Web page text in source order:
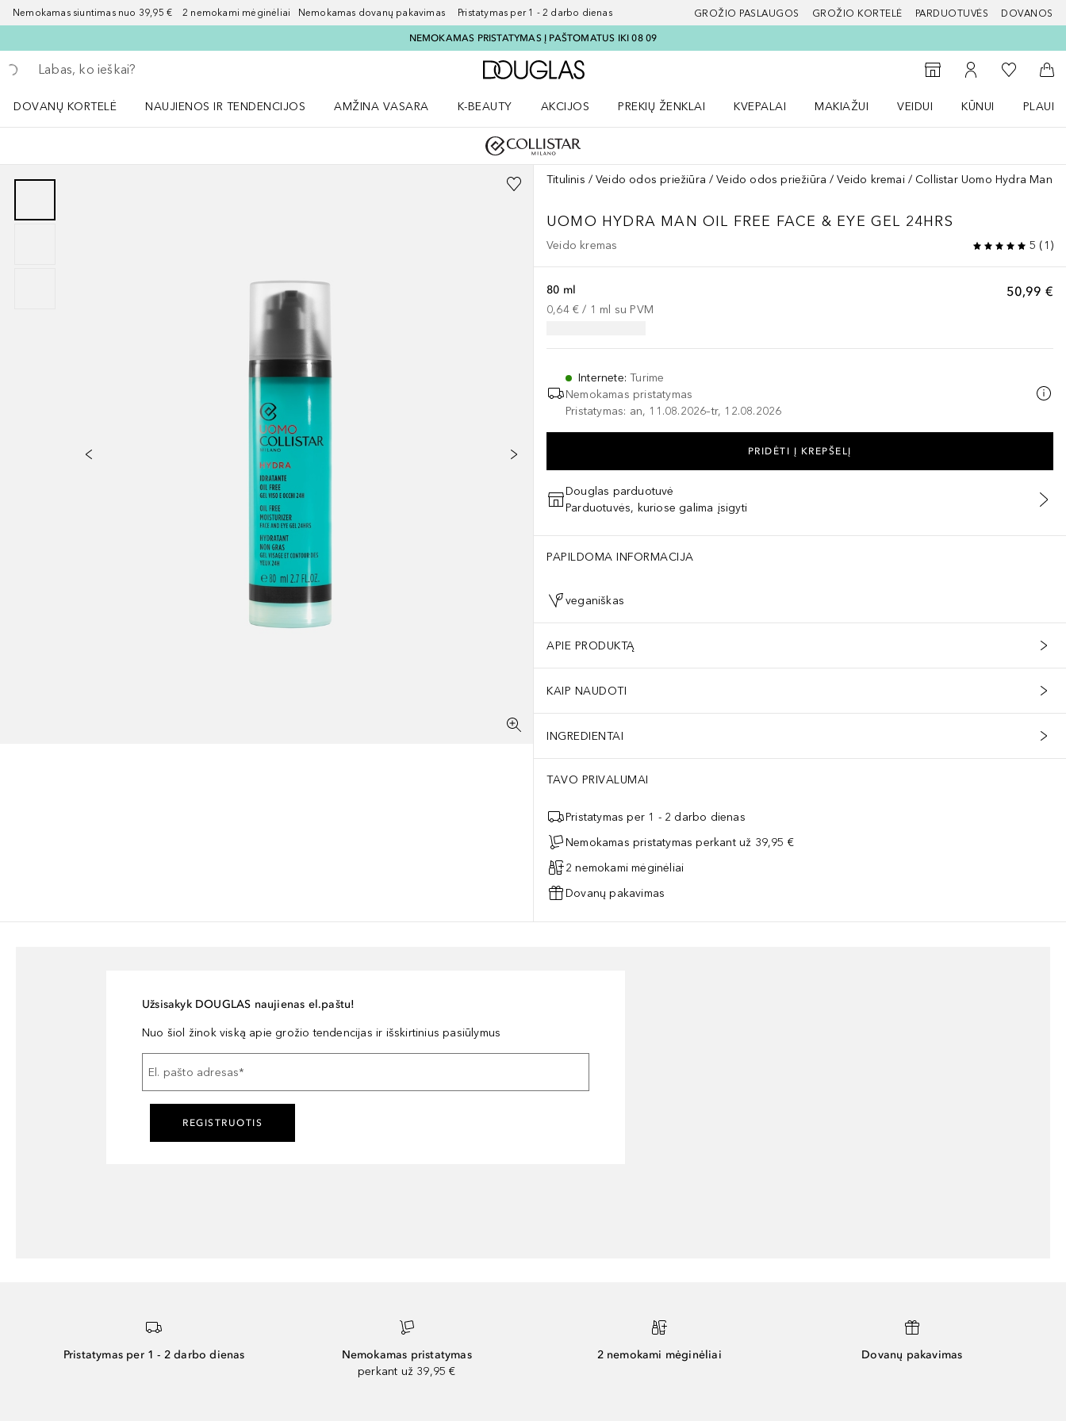
Nemokamas siuntimas nuo 39,95 € 2 nemokami mėginėliai Nemokamas dovanų pakavimas Pristatymas per 1 - 2 darbo dienas GROŽIO PASLAUGOS GROŽIO KORTELĖ PARDUOTUVĖS DOVANOS
NEMOKAMAS PRISTATYMAS Į PAŠTOMATUS IKI 08 09
Grįžk atgal
Vykdykite paiešką
Į Douglas pagrindinį puslapį
Į parduotuvių paiešką
Į mano paskyrą
Į mano
Į
DOVANŲ KORTELĖ
NAUJIENOS IR TENDENCIJOS
AMŽINA VASARA
K-BEAUTY
AKCIJOS
PREKIŲ ŽENKLAI
KVEPALAI
MAKIAŽUI
VEIDUI
KŪNUI
Titulinis Veido odos priežiūra Veido odos priežiūra Veido kremai Collistar Uomo Hydra Man
UOMO HYDRA MAN OIL FREE FACE & EYE GEL 24HRS
Veido kremas 5 ( 1 )
50,99 €
80 ml
0,64 € / 1 ml su PVM
Internete:Turime
Nemokamas pristatymas
Pristatymas: an, 11.08.2026–tr, 12.08.2026
PRIDĖTI Į KREPŠELĮ
Douglas parduotuvė
Parduotuvės, kuriose galima įsigyti
PAPILDOMA INFORMACIJA
veganiškas
APIE PRODUKTĄ
KAIP NAUDOTI
INGREDIENTAI
TAVO PRIVALUMAI
Pristatymas per 1 - 2 darbo dienas
Nemokamas pristatymas perkant už 39,95 €
2 nemokami mėginėliai
Dovanų pakavimas
Užsisakyk DOUGLAS naujienas el.paštu!
Nuo šiol žinok viską apie grožio tendencijas ir išskirtinius pasiūlymus
El. pašto adresas*
REGISTRUOTIS
Pristatymas per 1 - 2 darbo dienas
Nemokamas pristatymas
perkant už 39,95 €
2 nemokami mėginėliai Dovanų pakavimas